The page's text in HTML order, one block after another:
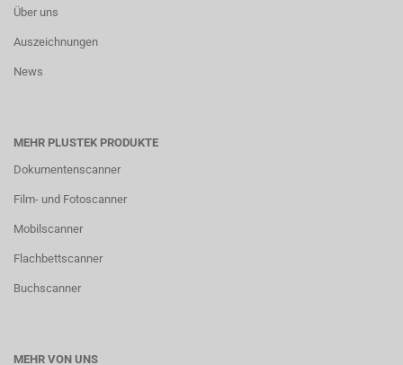
Über uns
Auszeichnungen
News
MEHR PLUSTEK PRODUKTE
Dokumentenscanner
Film- und Fotoscanner
Mobilscanner
Flachbettscanner
Buchscanner
MEHR VON UNS